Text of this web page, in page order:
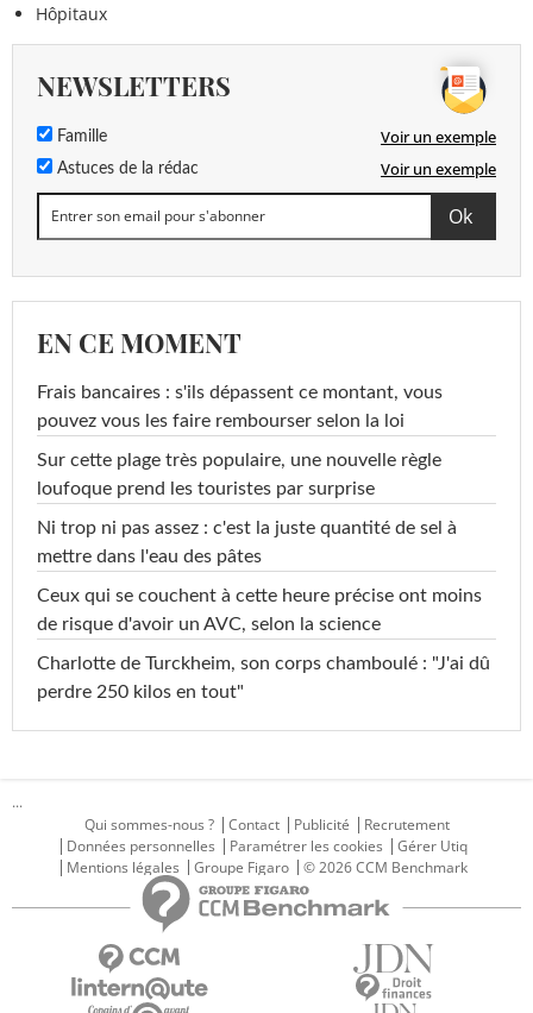
Hôpitaux
NEWSLETTERS
Famille Voir un exemple
Astuces de la rédac Voir un exemple
EN CE MOMENT
Frais bancaires : s'ils dépassent ce montant, vous
pouvez vous les faire rembourser selon la loi
Sur cette plage très populaire, une nouvelle règle
loufoque prend les touristes par surprise
Ni trop ni pas assez : c'est la juste quantité de sel à
mettre dans l'eau des pâtes
Ceux qui se couchent à cette heure précise ont moins
de risque d'avoir un AVC, selon la science
Charlotte de Turckheim, son corps chamboulé : "J'ai dû
perdre 250 kilos en tout"
...
Qui sommes-nous ?
Contact Publicité
Recrutement
Données personnelles
Paramétrer les cookies
Gérer Utiq
Mentions légales
Groupe Figaro © 2026 CCM Benchmark